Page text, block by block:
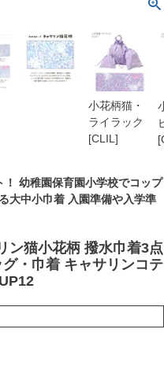
小花柄猫・
ライラック
[CLIL]
幼稚園保育園小学校でコップ
大中小巾着 入園準備や入学準
ン猫小花柄 撥水巾着3点
・巾着 キャサリンコテ